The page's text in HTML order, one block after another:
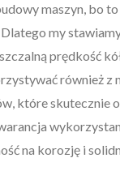
maszyn, bo
my
prędkość
również z
które skutecznie
na korozję i